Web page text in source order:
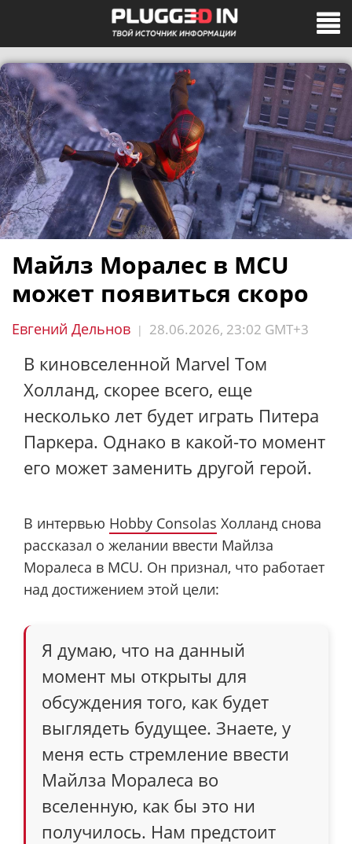
Майлз Моралес в MCU
может появиться скоро
Евгений Дельнов | 28.06.2026, 23:02 GMT+3
В киновселенной Marvel Том
Холланд, скорее всего, еще
несколько лет будет играть Питера
Паркера. Однако в какой-то момент
его может заменить другой герой.
В интервью Hobby Consolas Холланд снова
рассказал о желании ввести Майлза
Моралеса в MCU. Он признал, что работает
над достижением этой цели:
Я думаю, что на данный
момент мы открыты для
обсуждения того, как будет
выглядеть будущее. Знаете, у
меня есть стремление ввести
Майлза Моралеса во
вселенную, как бы это ни
получилось. Нам предстоит